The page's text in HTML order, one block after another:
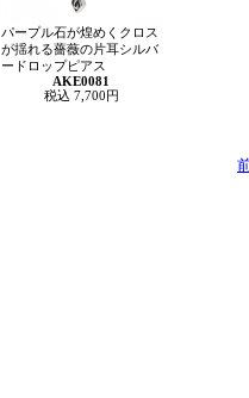
パープル石が煌めくクロス
が揺れる薔薇の片耳シルバ
ードロップピアス
AKE0081
税込 7,700円